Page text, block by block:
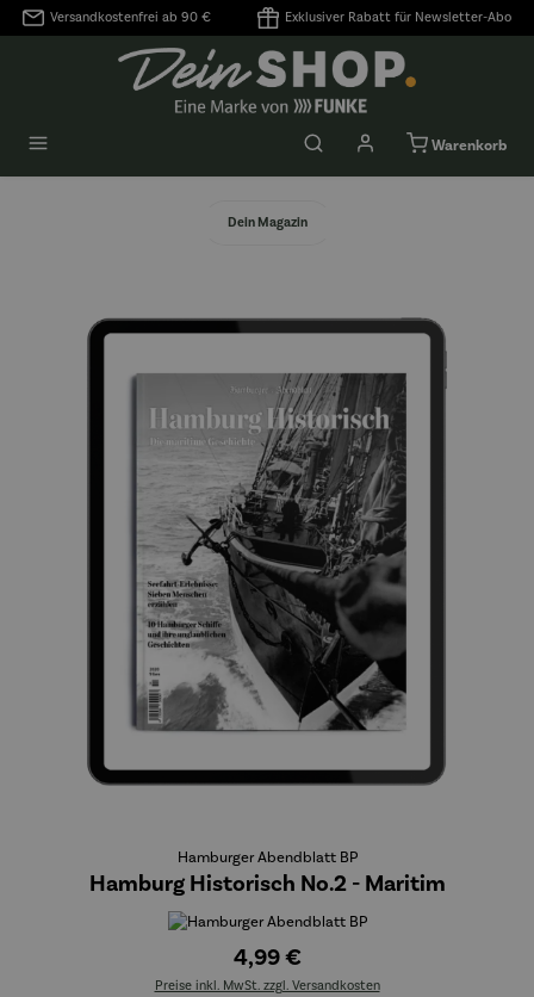
springen
Versandkostenfrei ab 90 € Exklusiver Rabatt für Newsletter-Abo
Warenkorb
Dein Magazin
Hamburger Abendblatt BP
Hamburg Historisch No.2 - Maritim
4,99 €
Preise inkl. MwSt. zzgl. Versandkosten